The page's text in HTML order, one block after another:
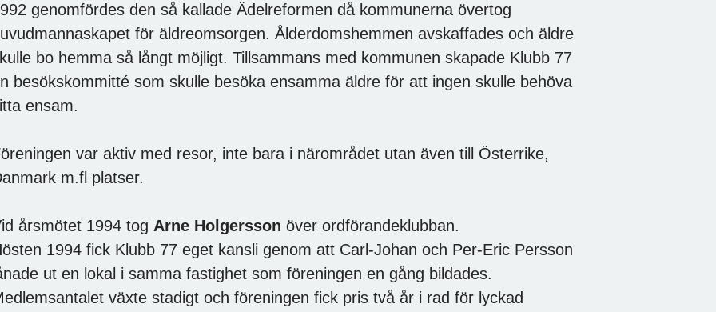
genomfördes den så kallade Ädelreformen då kommunerna övertog
för äldreomsorgen. Ålderdomshemmen avskaffades och äldre
bo hemma så långt möjligt. Tillsammans med kommunen skapade Klubb 77
besökskommitté som skulle besöka ensamma äldre för att ingen skulle behöva
ensam.
var aktiv med resor, inte bara i närområdet utan även till Österrike,
m.fl platser.
årsmötet 1994 tog Arne Holgersson över ordförandeklubban.
1994 fick Klubb 77 eget kansli genom att Carl-Johan och Per-Eric Persson
ut en lokal i samma fastighet som föreningen en gång bildades.
växte stadigt och föreningen fick pris två år i rad för lyckad